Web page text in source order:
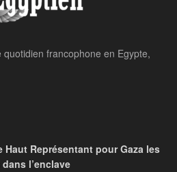
francophone en Egypte,
Représentant pour Gaza les
l’enclave